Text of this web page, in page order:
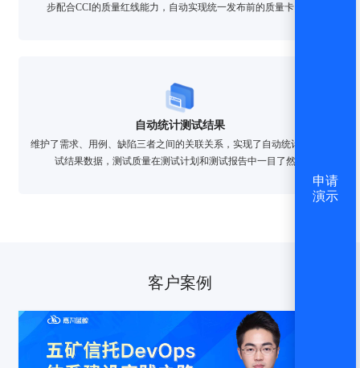
步配合CCI的质量红线能力，自动实现统一发布前的质量卡点。
自动统计测试结果
维护了需求、用例、缺陷三者之间的关联关系，实现了自动统计分析测
试结果数据，测试质量在测试计划和测试报告中一目了然。
客户案例
申请
演示